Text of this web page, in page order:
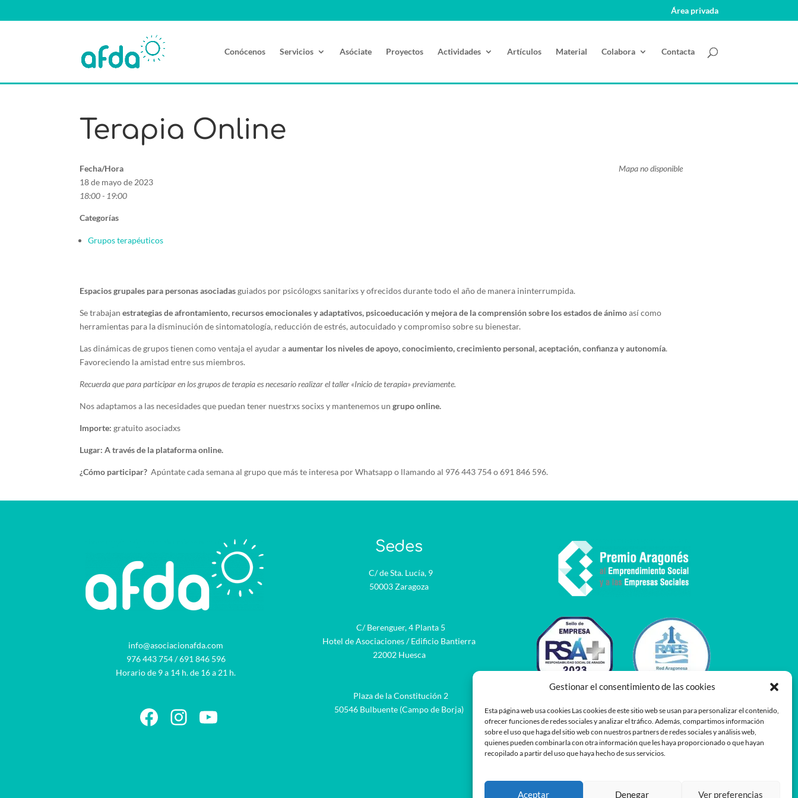
Gestionar el consentimiento de las cookies
Esta página web usa cookies Las cookies de este sitio web se usan para personalizar el contenido,
ofrecer funciones de redes sociales y analizar el tráfico. Además, compartimos información
sobre el uso que haga del sitio web con nuestros partners de redes sociales y análisis web,
quienes pueden combinarla con otra información que les haya proporcionado o que hayan
recopilado a partir del uso que haya hecho de sus servicios.
Aceptar Denegar Ver preferencias
Área privada
Conócenos Servicios Asóciate Proyectos Actividades Artículos Material Colabora Contacta
Terapia Online
Mapa no disponible
Fecha/Hora
18 de mayo de 2023
18:00 - 19:00
Categorías
Grupos terapéuticos
Espacios grupales para personas asociadasguiados por psicólogxs sanitarixs y ofrecidos durante todo el año de manera ininterrumpida.
Se trabajanestrategias de afrontamiento, recursos emocionales y adaptativos, psicoeducación y mejora de la comprensión sobre los estados de ánimoasí como
herramientas para la disminución de sintomatología, reducción de estrés, autocuidado y compromiso sobre su bienestar.
Las dinámicas de grupos tienen como ventaja el ayudar aaumentar los niveles de apoyo, conocimiento, crecimiento personal, aceptación, confianza y autonomía.
Favoreciendo la amistad entre sus miembros.
Recuerda que para participar en los grupos de terapia es necesario realizar el taller «Inicio de terapia» previamente.
Nos adaptamos a las necesidades que puedan tener nuestrxs socixs y mantenemos un grupo online.
Importe:gratuito asociadxs
Lugar: A través de la plataforma online.
¿Cómo participar? Apúntate cada semana al grupo que más te interesa por Whatsapp o llamando al 976 443 754 o 691 846 596.
info@asociacionafda.com
976 443 754/691 846 596
Horario de 9 a 14 h. de 16 a 21 h.
Facebook
Instagram
YouTube
Sedes
C/ de Sta. Lucía, 9
50003 Zaragoza
C/ Berenguer, 4 Planta 5
Hotel de Asociaciones / Edificio Bantierra
22002 Huesca
Plaza de la Constitución 2
50546 Bulbuente (Campo de Borja)